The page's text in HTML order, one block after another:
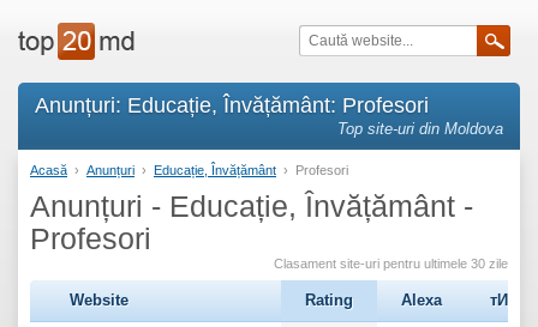
Anunțuri: Educație, Învățământ: Profesori
Top site-uri din Moldova
Acasă › Anunțuri › Educație, Învățământ › Profesori
Anunțuri - Educație, Învățământ -
Profesori
Clasament site-uri pentru ultimele 30 zile
Website Rating Alexa тИЦ